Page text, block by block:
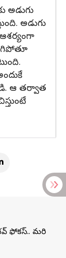
అడుగు
అడుగు
ఆ తర్వాత
ఫోకస్.. మరి